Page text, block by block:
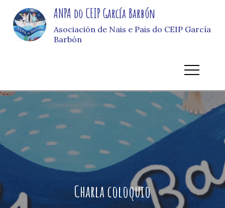
content
ANPA do CEIP García Barbón
Asociación de Nais e Pais do CEIP García
Barbón
Charla coloquio